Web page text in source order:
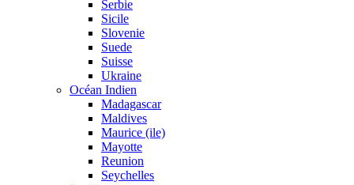
Serbie
Sicile
Slovenie
Suede
Suisse
Ukraine
Océan Indien
Madagascar
Maldives
Maurice (ile)
Mayotte
Reunion
Seychelles